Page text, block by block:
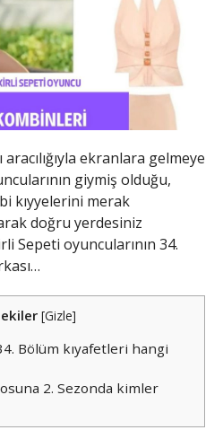
ekranlara gelmeye
giymiş olduğu,
kıyyelerini merak
doğru yerdesiniz
Sepeti oyuncularının 34.
[Gizle]
Bölüm kıyafetleri hangi
2. Sezonda kimler